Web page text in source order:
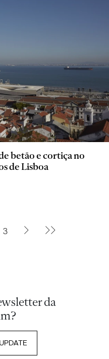
betão e cortiça no
de Lisboa
3
da